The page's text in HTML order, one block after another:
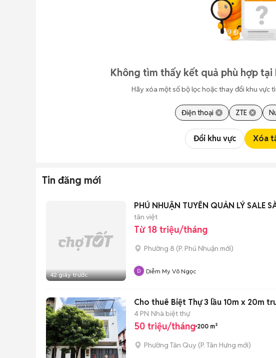
Không tìm thấy kết quả phù hợp tại
Hãy xóa một số bộ lọc hoặc thay đổi khu vực
Điện thoại ZTE
Đổi khu vực Xóa
Tin đăng mới
42 giây trước
PHÚ NHUẬN TUYỂN QUẢN LÝ SALE
tân việt
Từ 18 triệu/tháng
Phường 8 (P. Phú Nhuận mới)
Diễm My Võ Ngọc
Cho thuê Biệt Thự 3 lầu 10m x 20m
4 PN Nhà biệt thự
50 triệu/tháng 200 m²
Phường Tân Quy (P. Tân Hưng mới)